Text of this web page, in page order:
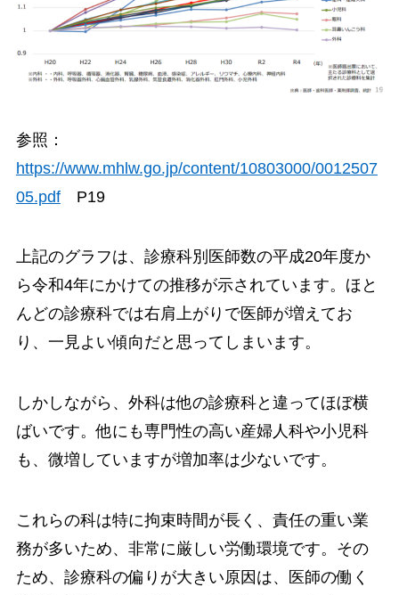
参照：
https://www.mhlw.go.jp/content/10803000/0012507
05.pdfP19
上記のグラフは、診療科別医師数の平成20年度か
ら令和4年にかけての推移が示されています。ほと
んどの診療科では右肩上がりで医師が増えてお
り、一見よい傾向だと思ってしまいます。
しかしながら、外科は他の診療科と違ってほぼ横
ばいです。他にも専門性の高い産婦人科や小児科
も、微増していますが増加率は少ないです。
これらの科は特に拘束時間が長く、責任の重い業
務が多いため、非常に厳しい労働環境です。その
ため、診療科の偏りが大きい原因は、医師の働く